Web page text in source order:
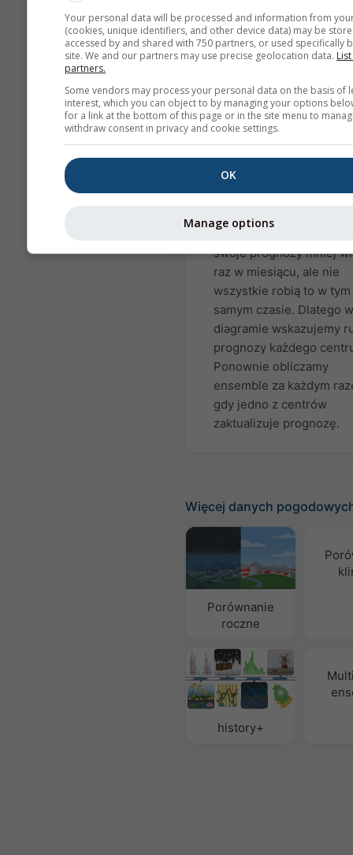
Range Weather Forecast
(ECMWF), National
Environmental
serwis pogodowy
MetOffice (UKMO),
MeteoFrance
Japan Meteorological
(JMA) oraz Euro-
Mediterranean Center
Agencje/Centra
swoje prognozy mniej
raz w miesiącu, ale nie
wszystkie robią to w tym
samym czasie. Dlatego w
diagramie wskazujemy
prognozy każdego
Ponownie obliczamy
ensemble za każdym
gdy jedno z centrów
zaktualizuje prognozę.
Więcej danych
Porównanie
roczne
history+
Your personal data will be processed and information from
(cookies, unique identifiers, and other device data) may be
accessed by and shared with 750 partners, or used specifically
site. We and our partners may use precise geolocation data.
partners.
Some vendors may process your personal data on the basis of
interest, which you can object to by managing your options
for a link at the bottom of this page or in the site menu to
withdraw consent in privacy and cookie settings.
OK
Manage options